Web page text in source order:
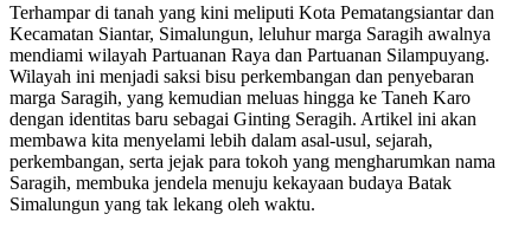
Terhampar di tanah yang kini meliputi Kota Pematangsiantar dan
Kecamatan Siantar, Simalungun, leluhur marga Saragih awalnya
mendiami wilayah Partuanan Raya dan Partuanan Silampuyang.
Wilayah ini menjadi saksi bisu perkembangan dan penyebaran
marga Saragih, yang kemudian meluas hingga ke Taneh Karo
dengan identitas baru sebagai Ginting Seragih. Artikel ini akan
membawa kita menyelami lebih dalam asal-usul, sejarah,
perkembangan, serta jejak para tokoh yang mengharumkan nama
Saragih, membuka jendela menuju kekayaan budaya Batak
Simalungun yang tak lekang oleh waktu.